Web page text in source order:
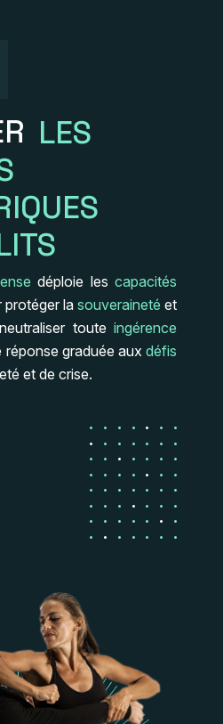
LES
déploie lescapacités
protéger lasouveraineté et
touteingérence
réponse graduée auxdéfis
et de crise.